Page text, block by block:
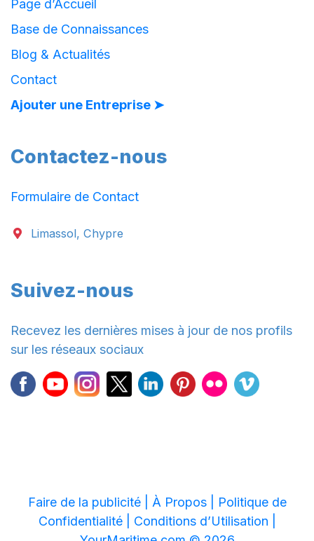
Page d’Accueil
Base de Connaissances
Blog & Actualités
Contact
Ajouter une Entreprise ➤
Contactez-nous
Formulaire de Contact
Limassol, Chypre
Suivez-nous
Recevez les dernières mises à jour de nos profils
sur les réseaux sociaux
Faire de la publicité | À Propos |
Politique de
Confidentialité | Conditions d’Utilisation |